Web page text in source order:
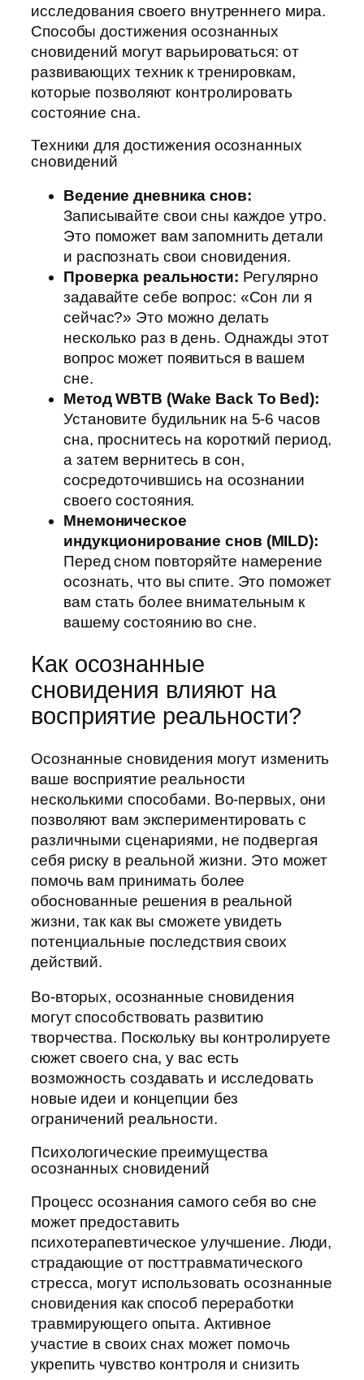
исследования своего внутреннего мира.
Способы достижения осознанных
сновидений могут варьироваться: от
развивающих техник к тренировкам,
которые позволяют контролировать
состояние сна.
Техники для достижения осознанных
сновидений
Ведение дневника снов:
Записывайте свои сны каждое утро.
Это поможет вам запомнить детали
и распознать свои сновидения.
Проверка реальности: Регулярно
задавайте себе вопрос: «Сон ли я
сейчас?» Это можно делать
несколько раз в день. Однажды этот
вопрос может появиться в вашем
сне.
Метод WBTB (Wake Back To Bed):
Установите будильник на 5-6 часов
сна, проснитесь на короткий период,
а затем вернитесь в сон,
сосредоточившись на осознании
своего состояния.
Мнемоническое
индукционирование снов (MILD):
Перед сном повторяйте намерение
осознать, что вы спите. Это поможет
вам стать более внимательным к
вашему состоянию во сне.
Как осознанные
сновидения влияют на
восприятие реальности?
Осознанные сновидения могут изменить
ваше восприятие реальности
несколькими способами. Во-первых, они
позволяют вам экспериментировать с
различными сценариями, не подвергая
себя риску в реальной жизни. Это может
помочь вам принимать более
обоснованные решения в реальной
жизни, так как вы сможете увидеть
потенциальные последствия своих
действий.
Во-вторых, осознанные сновидения
могут способствовать развитию
творчества. Поскольку вы контролируете
сюжет своего сна, у вас есть
возможность создавать и исследовать
новые идеи и концепции без
ограничений реальности.
Психологические преимущества
осознанных сновидений
Процесс осознания самого себя во сне
может предоставить
психотерапевтическое улучшение. Люди,
страдающие от посттравматического
стресса, могут использовать осознанные
сновидения как способ переработки
травмирующего опыта. Активное
участие в своих снах может помочь
укрепить чувство контроля и снизить